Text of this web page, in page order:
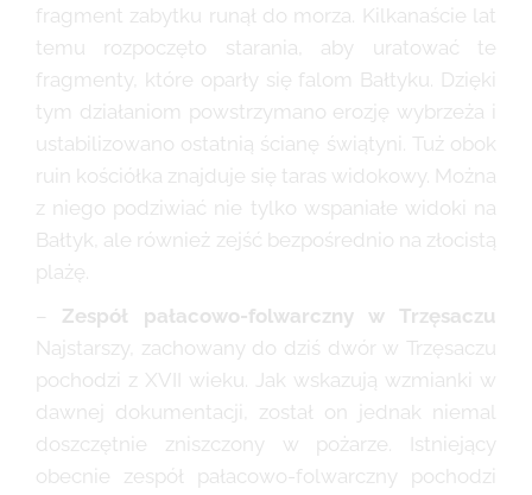
fragment zabytku runął do morza. Kilkanaście lat
temu rozpoczęto starania, aby uratować te
fragmenty, które oparły się falom Bałtyku. Dzięki
tym działaniom powstrzymano erozję wybrzeża i
ustabilizowano ostatnią ścianę świątyni. Tuż obok
ruin kościółka znajduje się taras widokowy. Można
z niego podziwiać nie tylko wspaniałe widoki na
Bałtyk, ale również zejść bezpośrednio na złocistą
plażę.
– Zespół pałacowo-folwarczny w Trzęsaczu
Najstarszy, zachowany do dziś dwór w Trzęsaczu
pochodzi z XVII wieku. Jak wskazują wzmianki w
dawnej dokumentacji, został on jednak niemal
doszczętnie zniszczony w pożarze. Istniejący
obecnie zespół pałacowo-folwarczny pochodzi